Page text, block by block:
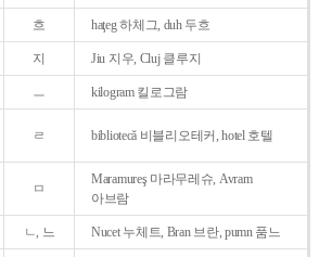
흐 haţeg 하체그, duh 두흐
지 Jiu 지우, Cluj 클루지
ㅡ kilogram 킬로그람
ㄹ bibliotecǎ 비블리오테커, hotel 호텔
ㅁ
Maramureş 마라무레슈, Avram
아브람
ㄴ, 느 Nucet 누체트, Bran 브란, pumn 품느